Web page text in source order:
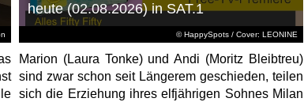
© HappySpots / Cover: LEONINE
heute (02.08.2026) in SAT.1
Marion (Laura Tonke) und Andi (Moritz Bleibtreu)
sind zwar schon seit Längerem geschieden, teilen
sich die Erziehung ihres elfjährigen Sohnes Milan